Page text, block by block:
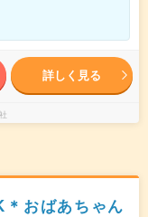
詳しく見る
おばあちゃん